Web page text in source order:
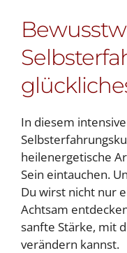
In diesem
heilenergetische
Sein eintauchen.
Du wirst nicht nur
Achtsam
sanfte Stärke, mit
verändern kannst.